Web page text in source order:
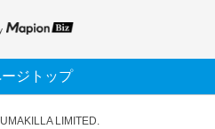
ジトップ
LIMITED.